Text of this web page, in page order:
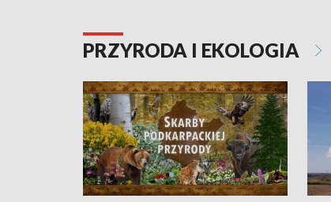
PRZYRODA I EKOLOGIA